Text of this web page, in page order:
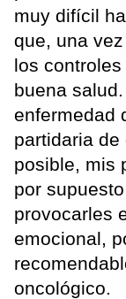
muy difícil
que, una
los
buena
enfermedad
partidaria
posible, mis
por
provocarles
emocional,
oncológico.